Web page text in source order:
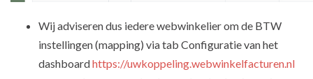
Wij adviseren dus iedere webwinkelier om de BTW
instellingen (mapping) via tab Configuratie van het
dashboardhttps://uwkoppeling.webwinkelfacturen.nl